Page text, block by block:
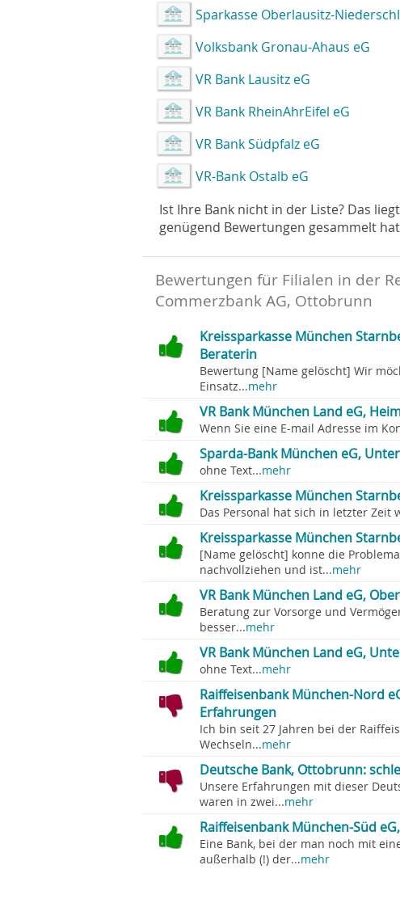
Sparkasse Oberlausitz-
Volksbank Gronau-Ahaus eG
VR Bank Lausitz eG
VR Bank RheinAhrEifel eG
VR Bank Südpfalz eG
VR-Bank Ostalb eG
Ist Ihre Bank nicht in der Liste? Das
genügend Bewertungen gesammelt
Bewertungen für Filialen in der
Commerzbank AG, Ottobrunn
Kreissparkasse München
Beraterin
Bewertung [Name gelöscht] Wir
Einsatz...mehr
VR Bank München Land eG,
Wenn Sie eine E-mail Adresse im
Sparda-Bank München eG,
ohne Text...mehr
Kreissparkasse München
Das Personal hat sich in letzter Zeit
Kreissparkasse München
[Name gelöscht] konne die
nachvollziehen und ist...mehr
VR Bank München Land eG,
Beratung zur Vorsorge und
besser...mehr
VR Bank München Land eG,
ohne Text...mehr
Raiffeisenbank München-Nord
Erfahrungen
Ich bin seit 27 Jahren bei der
Wechseln...mehr
Deutsche Bank, Ottobrunn:
Unsere Erfahrungen mit dieser
waren in zwei...mehr
Raiffeisenbank München-Süd
Eine Bank, bei der man noch mit
außerhalb (!) der...mehr